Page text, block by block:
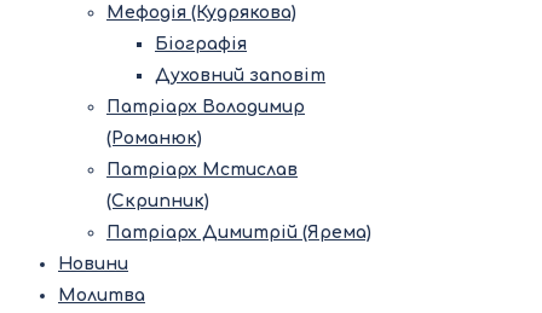
Мефодія (Кудрякова)
Біографія
Духовний заповіт
Патріарх Володимир
(Романюк)
Патріарх Мстислав
(Скрипник)
Патріарх Димитрій (Ярема)
Новини
Молитва